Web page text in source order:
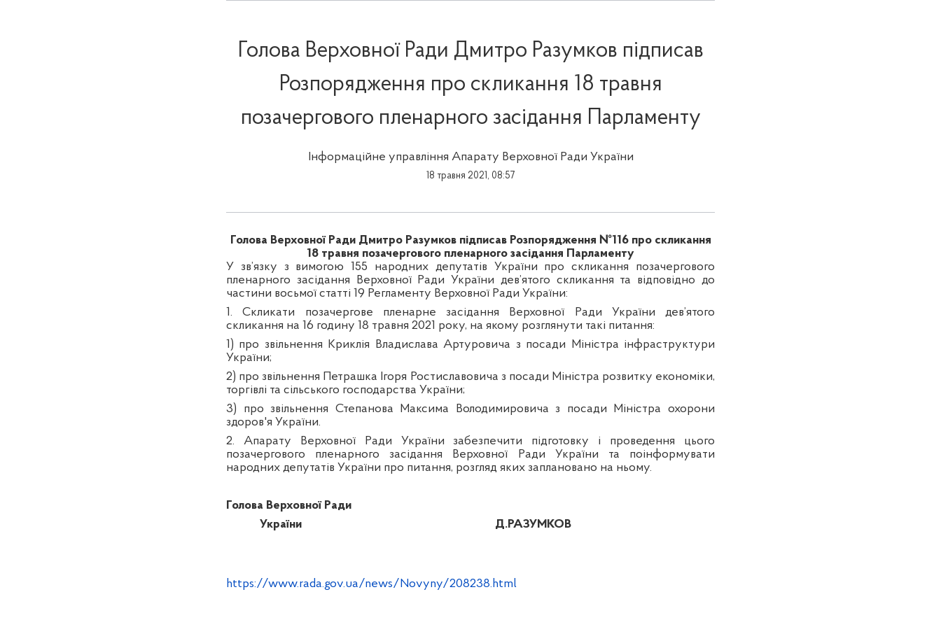
Голова Верховної Ради Дмитро Разумков підписав
Розпорядження про скликання 18 травня
позачергового пленарного засідання Парламенту
Інформаційне управління Апарату Верховної Ради України
18 травня 2021, 08:57
Голова Верховної Ради Дмитро Разумков підписав Розпорядження №116 про скликання
18 травня позачергового пленарного засідання Парламенту
У зв’язку з вимогою155
народних депутатів України про скликання позачергового
пленарного засідання Верховної Ради України дев’ятого скликання та відповідно до
частини восьмої статті 19 Регламенту Верховної Ради України:
1. Скликати позачергове пленарне засідання Верховної Ради України дев’ятого
скликання на 16 годину 18 травня 2021 року, на якому розглянути такі питання:
1) про звільнення Криклія Владислава Артуровича з посади Міністра інфраструктури
України;
2) про звільнення Петрашка Ігоря Ростиславовича з посади Міністра розвитку економіки,
торгівлі та сільського господарства України;
3) про звільнення Степанова Максима Володимировича з посади Міністра охорони
здоров'я України.
2. Апарату Верховної Ради України забезпечити підготовку і проведення цього
позачергового пленарного засідання Верховної Ради України та поінформувати
народних депутатів України про питання, розгляд яких заплановано на ньому.
Голова Верховної Ради
України
Д.РАЗУМКОВ
https://www.rada.gov.ua/news/Novyny/208238.html